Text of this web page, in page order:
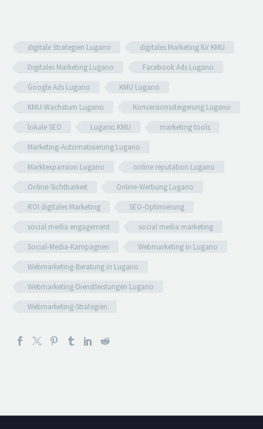
digitale Strategien Lugano
digitales Marketing für KMU
Digitales Marketing Lugano
Facebook Ads Lugano
Google Ads Lugano
KMU Lugano
KMU-Wachstum Lugano
Konversionssteigerung Lugano
lokale SEO
Lugano KMU
marketing tools
Marketing-Automatisierung Lugano
Marktexpansion Lugano
online reputation Lugano
Online-Sichtbarkeit
Online-Werbung Lugano
ROI digitales Marketing
SEO-Optimierung
social media engagement
social media marketing
Social-Media-Kampagnen
Webmarketing in Lugano
Webmarketing-Beratung in Lugano
Webmarketing-Dienstleistungen Lugano
Webmarketing-Strategien